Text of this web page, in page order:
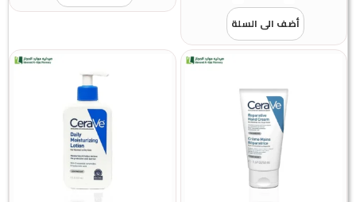
أضف الى السلة